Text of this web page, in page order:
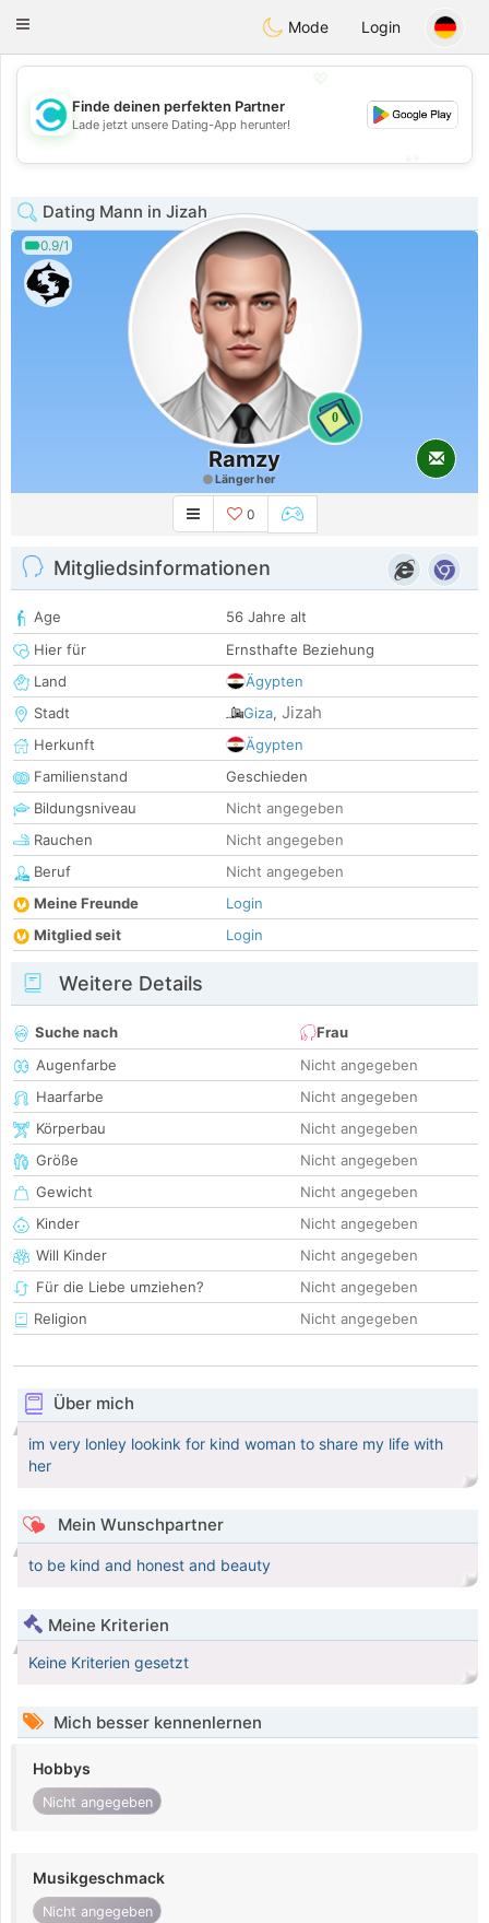
olombiaCitas
Toggle
Mode Login
💖
💕
Finde deinen perfekten Partner
Lade jetzt unsere Dating-App herunter!
Dating Mann in Jizah
0.9/1
0
Ramzy
Länger her
0
Mitgliedsinformationen
Age
56 Jahre alt
Hier für
Ernsthafte Beziehung
Land
Ägypten
Stadt
Giza, Jizah
Herkunft
Ägypten
Familienstand
Geschieden
Bildungsniveau
Nicht angegeben
Rauchen
Nicht angegeben
Beruf
Nicht angegeben
Meine Freunde
Login
Mitglied seit
Login
Weitere Details
Suche nach
Frau
Augenfarbe
Nicht angegeben
Haarfarbe
Nicht angegeben
Körperbau
Nicht angegeben
Größe
Nicht angegeben
Gewicht
Nicht angegeben
Kinder
Nicht angegeben
Will Kinder
Nicht angegeben
Für die Liebe umziehen?
Nicht angegeben
Religion
Nicht angegeben
Über mich
im very lonley lookink for kind woman to share my life with
her
Mein Wunschpartner
to be kind and honest and beauty
Meine Kriterien
Keine Kriterien gesetzt
Mich besser kennenlernen
Hobbys
Nicht angegeben
Musikgeschmack
Nicht angegeben